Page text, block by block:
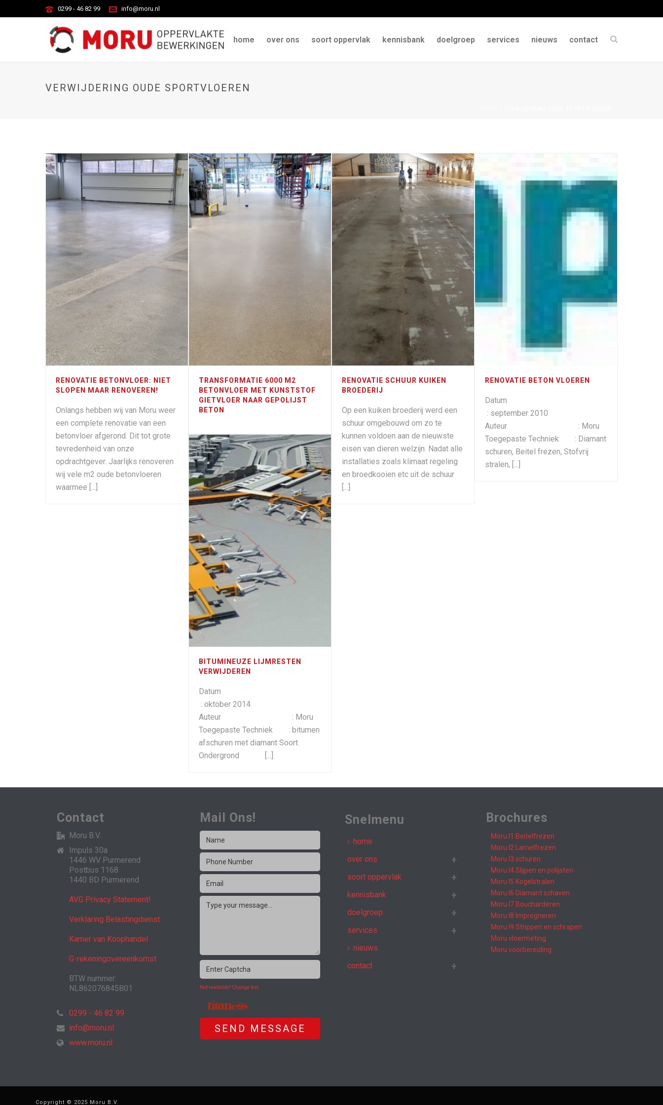
0299 - 46 82 99 info@moru.nl
home over ons soort oppervlak kennisbank doelgroep services nieuws contact
VERWIJDERING OUDE SPORTVLOEREN
RENOVATIE BETONVLOER: NIET
SLOPEN MAAR RENOVEREN!
Onlangs hebben wij van Moru weer
een complete renovatie van een
betonvloer afgerond. Dit tot grote
tevredenheid van onze
opdrachtgever. Jaarlijks renoveren
wij vele m2 oude betonvloeren
waarmee [...]
TRANSFORMATIE 6000 M2
BETONVLOER MET KUNSTSTOF
GIETVLOER NAAR GEPOLIJST
BETON
RENOVATIE SCHUUR KUIKEN
BROEDERIJ
Op een kuiken broederij werd een
schuur omgebouwd om zo te
kunnen voldoen aan de nieuwste
eisen van dieren welzijn. Nadat alle
installaties zoals klimaat regeling
en broedkooien etc uit de schuur
[...]
RENOVATIE BETON VLOEREN
Datum
: september 2010
Auteur : Moru
Toegepaste Techniek : Diamant
schuren, Beitel frezen, Stofvrij
stralen, [...]
BITUMINEUZE LIJMRESTEN
VERWIJDEREN
Datum
: oktober 2014
Auteur : Moru
Toegepaste Techniek : bitumen
afschuren met diamant Soort
Ondergrond [...]
Contact
Moru B.V.
Impuls 30a
1446 WV Purmerend
Postbus 1168
1440 BD Purmerend
AVG Privacy Statement!
Verklaring Belastingdienst
Kamer van Koophandel
G-rekeningovereenkomst
BTW nummer:
NL862076845B01
0299 - 46 82 99
info@moru.nl
www.moru.nl
Mail Ons!
Not readable? Change text.
SEND MESSAGE
Snelmenu
home
over ons
soort oppervlak
kennisbank
doelgroep
services
nieuws
contact
Brochures
Moru I1 Beitelfrezen
Moru I2 Lamelfrezen
Moru I3 schuren
Moru I4 Slijpen en polijsten
Moru I5 Kogelstralen
Moru I6 Diamant schaven
Moru I7 Boucharderen
Moru I8 Impregneren
Moru I9 Strippen en schrapen
Moru vloermeting
Moru voorbereiding
Copyright © 2025 Moru B.V.